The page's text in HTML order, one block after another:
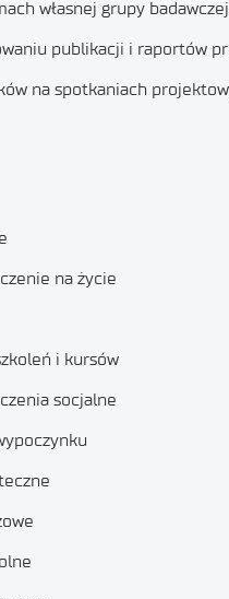
własnej grupy
publikacji i raportów
na spotkaniach
na życie
i kursów
socjalne